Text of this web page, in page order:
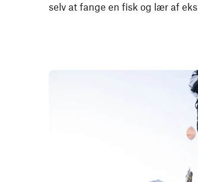
selv at fange en fisk og lær af